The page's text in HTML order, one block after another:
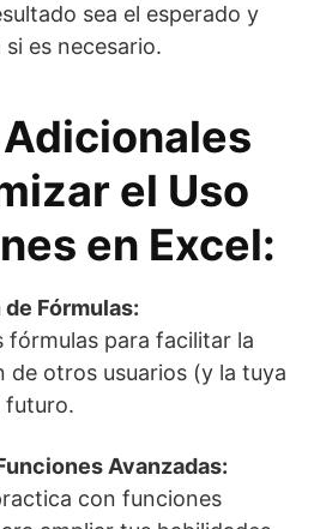
sea el esperado y
es necesario.
el Uso
en Excel:
Fórmulas:
fórmulas para facilitar la
de otros usuarios (y la tuya
futuro.
Avanzadas:
con funciones